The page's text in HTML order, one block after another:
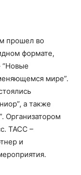
прошел во
формате,
“Новые
мире”.
а также
Организатором
ТАСС –
и